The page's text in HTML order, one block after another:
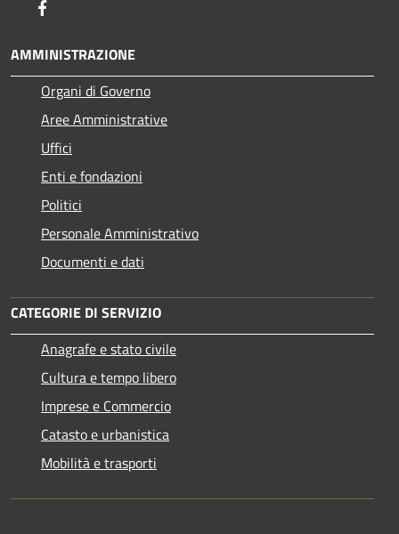
AMMINISTRAZIONE
Organi di Governo
Aree Amministrative
Uffici
Enti e fondazioni
Politici
Personale Amministrativo
Documenti e dati
CATEGORIE DI SERVIZIO
Anagrafe e stato civile
Cultura e tempo libero
Imprese e Commercio
Catasto e urbanistica
Mobilità e trasporti